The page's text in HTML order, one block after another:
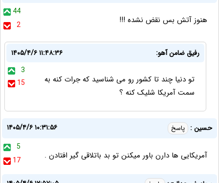
44
2
هنوز آتش بس نقض نشده !!!
رفیق ضامن آهو:
۱۴۰۵/۴/۶ ۱۱:۴۸:۳۶
3
15
تو دنیا چند تا کشور رو می شناسید که جرات کنه به
سمت آمریکا شلیک کنه ؟
حسین : پاسخ
۱۴۰۵/۴/۶ ۱۰:۳۱:۵۶
5
17
آمریکایی ها دارن باور میکنن تو بد باتلاقی گیر افتادن .